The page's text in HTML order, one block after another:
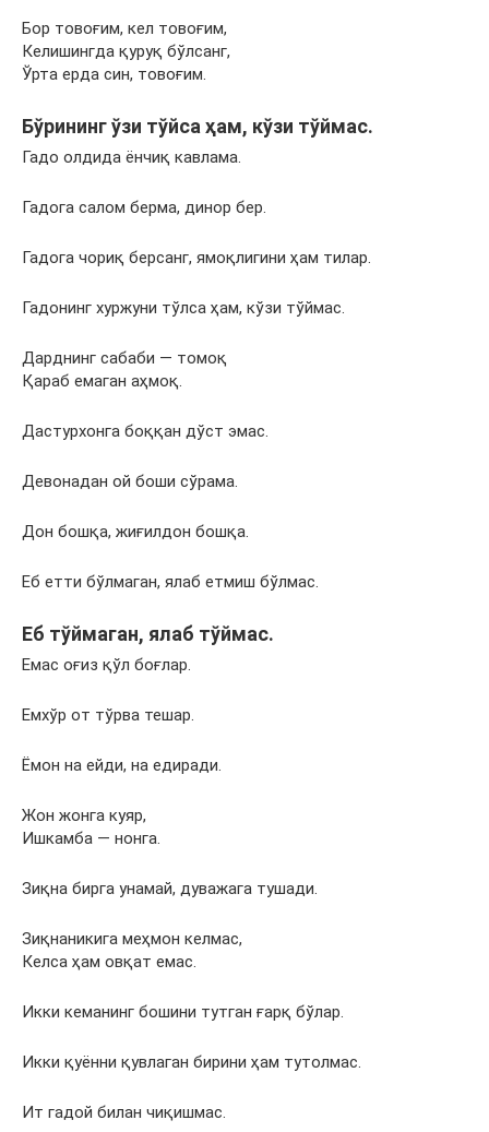
Бор товоғим, кел товоғим,
Келишингда қуруқ бўлсанг,
Ўрта ерда син, товоғим.
Бўрининг ўзи тўйса ҳам, кўзи тўймас.
Гадо олдида ёнчиқ кавлама.
Гадога салом берма, динор бер.
Гадога чориқ берсанг, ямоқлигини ҳам тилар.
Гадонинг хуржуни тўлса ҳам, кўзи тўймас.
Дарднинг сабаби — томоқ
Қараб емаган аҳмоқ.
Дастурхонга боққан дўст эмас.
Девонадан ой боши сўрама.
Дон бошқа, жиғилдон бошқа.
Еб етти бўлмаган, ялаб етмиш бўлмас.
Еб тўймаган, ялаб тўймас.
Емас оғиз қўл боғлар.
Емхўр от тўрва тешар.
Ёмон на ейди, на едиради.
Жон жонга куяр,
Ишкамба — нонга.
Зиқна бирга унамай, дуважага тушади.
Зиқнаникига меҳмон келмас,
Келса ҳам овқат емас.
Икки кеманинг бошини тутган ғарқ бўлар.
Икки қуённи қувлаган бирини ҳам тутолмас.
Ит гадой билан чиқишмас.